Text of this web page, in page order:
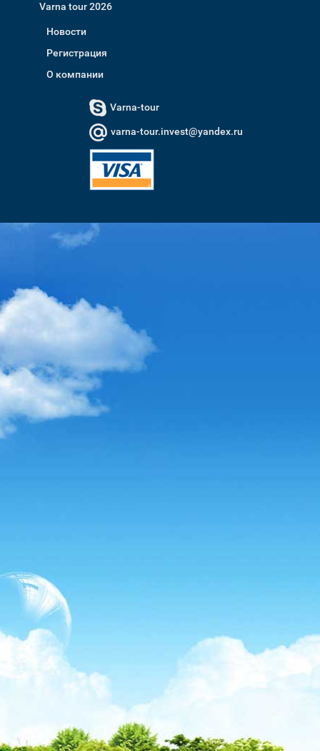
Varna tour 2026
Новости
Регистрация
О компании
Varna-tour
varna-tour.invest@yandex.ru